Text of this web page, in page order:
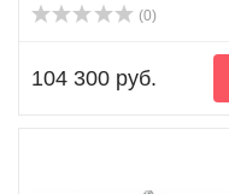
(0)
104 300 руб.